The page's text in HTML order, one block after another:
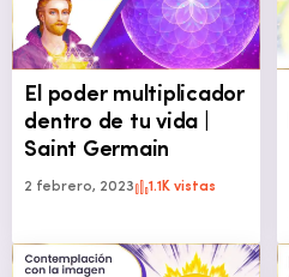
El poder multiplicador
dentro de tu vida |
Saint Germain
2 febrero, 2023 1.1K vistas